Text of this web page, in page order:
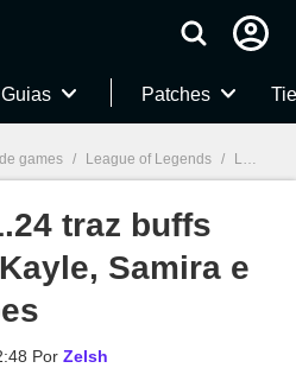
Guias Patches
games / League of Legends / LoL: Patch 11.24 traz buffs para Caitlyn, Kayle, Samira e mais campeões
traz buffs
Samira e
Por Zelsh